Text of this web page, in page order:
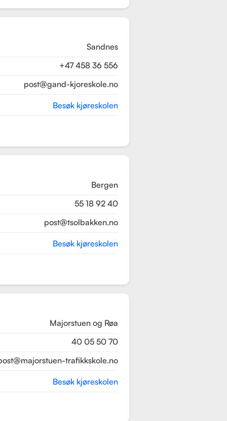
Sandnes
+47 458 36 556
post@gand-kjoreskole.no
Besøk kjøreskolen
Bergen
55 18 92 40
post@tsolbakken.no
Besøk kjøreskolen
Majorstuen og Røa
40 05 50 70
trafikkskole.no
Besøk kjøreskolen